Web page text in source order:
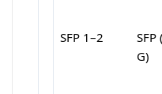
SFP 1–2
SFP
G)